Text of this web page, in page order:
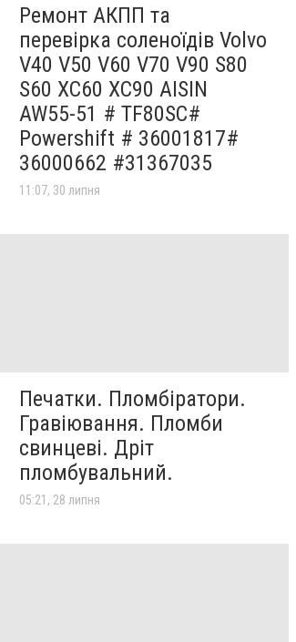
Ремонт АКПП та
перевірка соленоїдів Volvo
V40 V50 V60 V70 V90 S80
S60 XC60 XC90 AISIN
AW55-51 # TF80SC#
Powershift # 36001817#
36000662 #31367035
11:07, 30 липня
Печатки. Пломбіратори.
Гравіювання. Пломби
свинцеві. Дріт
пломбувальний.
05:21, 28 липня